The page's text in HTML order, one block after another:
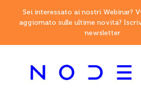
Sei interessato ai nostri Webinar?
aggiornato sulle ultime novitá?
newsletter